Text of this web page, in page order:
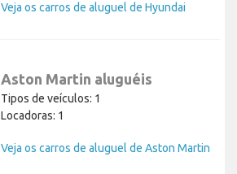
Veja os carros de aluguel de Hyundai
Aston Martin aluguéis
Tipos de veículos: 1
Locadoras: 1
Veja os carros de aluguel de Aston Martin